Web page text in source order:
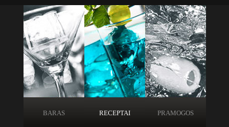
BARAS RECEPTAI PRAMOGOS